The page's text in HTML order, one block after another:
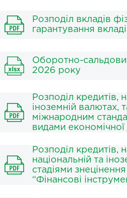
Розподіл вкладів
гарантування
Оборотно-
2026 року
Розподіл кредитів,
іноземній валютах,
міжнародним
видами економічної
Розподіл кредитів,
національній та
стадіями
“Фінансові